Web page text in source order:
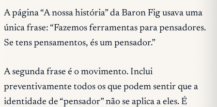
A página “A nossa história” da Baron Fig usava uma
única frase: “Fazemos ferramentas para pensadores.
Se tens pensamentos, és um pensador.”
A segunda frase é o movimento. Inclui
preventivamente todos os que podem sentir que a
identidade de “pensador” não se aplica a eles. É